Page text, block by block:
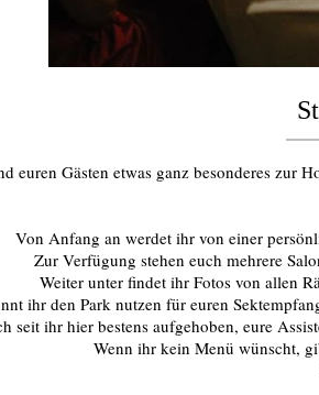
euren Gästen etwas ganz besonderes zur
Von Anfang an werdet ihr von einer
Zur Verfügung stehen euch mehrere
Weiter unter findet ihr Fotos von allen
ihr den Park nutzen für euren
seit ihr hier bestens aufgehoben, eure
Wenn ihr kein Menü wünscht,